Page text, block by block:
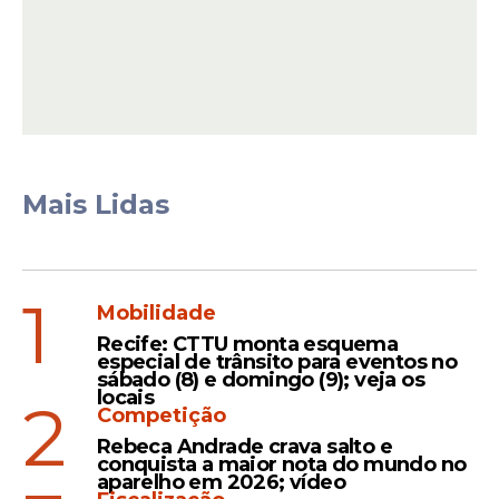
jornada de 20 horas semanais, com salário
de R$ 2.568,44. Já a função de Monitor de
trabalho, com remuneração de R$
3.024,80. Os contratados também poderão
receber as vantagens previstas para
servidores municipais, conforme regras
estabelecidas pela administração pública.
Leia Também
Mais Lidas
1
Mobilidade
Recife: CTTU monta esquema
especial de trânsito para eventos no
sábado (8) e domingo (9); veja os
locais
2
Competição
Rebeca Andrade crava salto e
conquista a maior nota do mundo no
aparelho em 2026; vídeo